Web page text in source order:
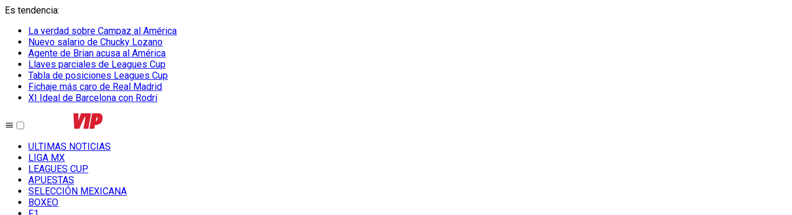
Es tendencia:
La verdad sobre Campaz al América
Nuevo salario de Chucky Lozano
Agente de Brian acusa al América
Llaves parciales de Leagues Cup
Tabla de posiciones Leagues Cup
Fichaje más caro de Real Madrid
XI Ideal de Barcelona con Rodri
ULTIMAS NOTICIAS
LIGA MX
LEAGUES CUP
APUESTAS
SELECCIÓN MEXICANA
BOXEO